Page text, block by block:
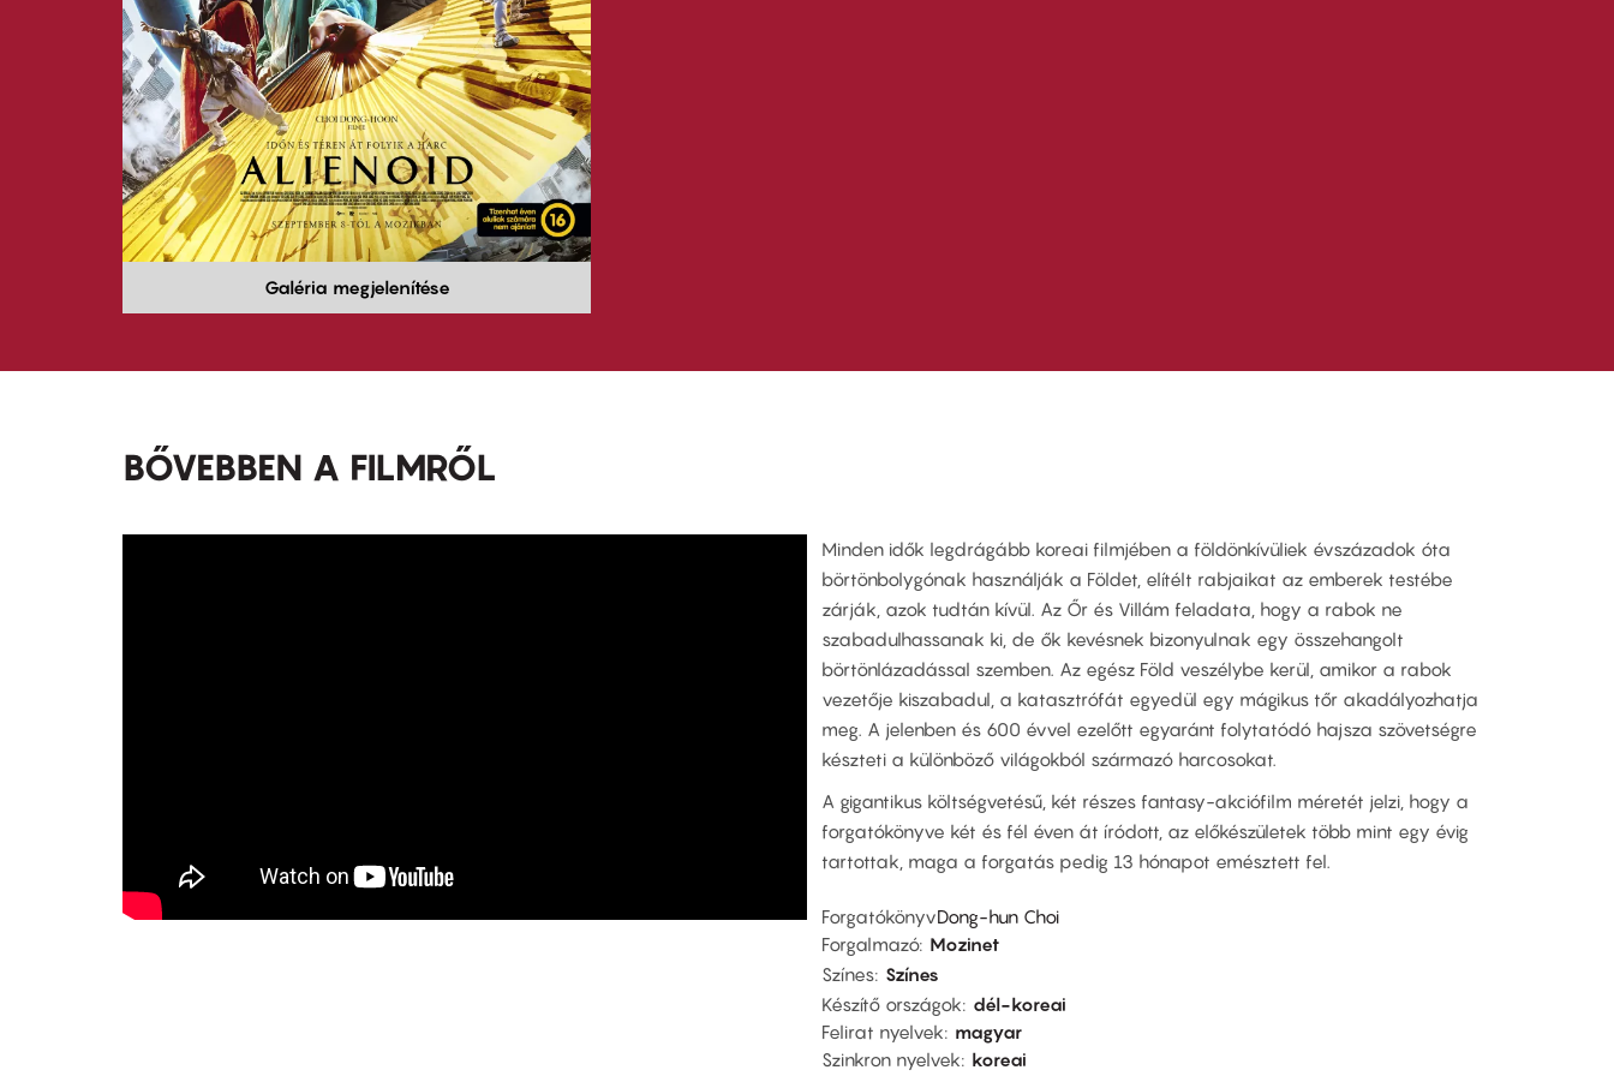
Galéria megjelenítése
BŐVEBBEN A FILMRŐL
Minden idők legdrágább koreai filmjében a földönkívüliek évszázadok óta
börtönbolygónak használják a Földet, elítélt rabjaikat az emberek testébe
zárják, azok tudtán kívül. Az Őr és Villám feladata, hogy a rabok ne
szabadulhassanak ki, de ők kevésnek bizonyulnak egy összehangolt
börtönlázadással szemben. Az egész Föld veszélybe kerül, amikor a rabok
vezetője kiszabadul, a katasztrófát egyedül egy mágikus tőr akadályozhatja
meg. A jelenben és 600 évvel ezelőtt egyaránt folytatódó hajsza szövetségre
készteti a különböző világokból származó harcosokat.
A gigantikus költségvetésű, két részes fantasy-akciófilm méretét jelzi, hogy a
forgatókönyve két és fél éven át íródott, az előkészületek több mint egy évig
tartottak, maga a forgatás pedig 13 hónapot emésztett fel.
ForgatókönyvDong-hun Choi
Forgalmazó Mozinet
Színes Színes
Készítő országok
dél-koreai
Felirat nyelvek
magyar
Szinkron nyelvek
koreai